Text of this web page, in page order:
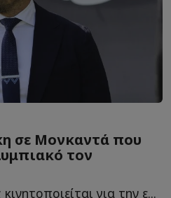
σε Μονκαντά που
τον
για την ε...